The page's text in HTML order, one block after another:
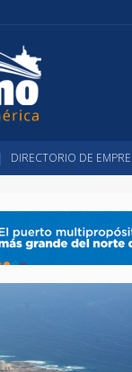
DIRECTORIO DE